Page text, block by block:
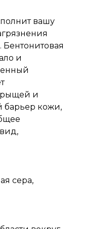
вашу
и
и
барьер кожи,
сера,